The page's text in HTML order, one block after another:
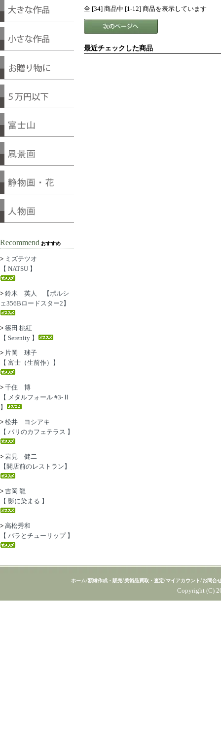
全 [34] 商品中 [1-12] 商品を表示しています
最近チェックした商品
Recommend おすすめ
> ミズテツオ
【 NATSU 】
> 鈴木 英人 【ポルシ
ェ356Bロードスター2】
> 篠田 桃紅
【 Serenity 】
> 片岡 球子
【 富士（生前作）】
> 千住 博
【 メタルフォール #3-Ⅱ
】
> 松井 ヨシアキ
【 パリのカフェテラス 】
> 岩見 健二
【開店前のレストラン】
> 吉岡 龍
【 影に染まる 】
> 高松秀和
【 バラとチューリップ 】
ホーム/額縁作成・販売/美術品買取・査定/マイアカウント/お問合
Copyright (C)